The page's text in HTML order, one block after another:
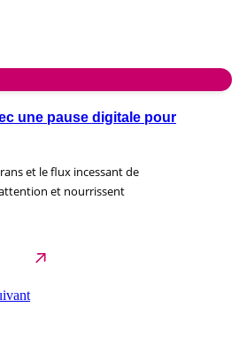
une pause digitale pour
et le flux incessant de
et nourrissent